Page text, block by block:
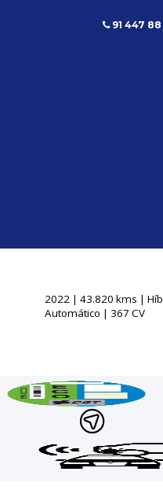
91 447
2022 | 43.820 kms |
Automático | 367 CV